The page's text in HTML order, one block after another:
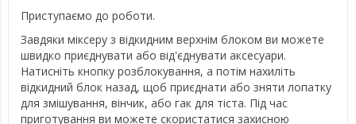
Приступаємо до роботи.
Завдяки міксеру з відкидним верхнім блоком ви можете
швидко приєднувати або від'єднувати аксесуари.
Натисніть кнопку розблокування, а потім нахиліть
відкидний блок назад, щоб приєднати або зняти лопатку
для змішування, вінчик, або гак для тіста. Під час
приготування ви можете скористатися захисною